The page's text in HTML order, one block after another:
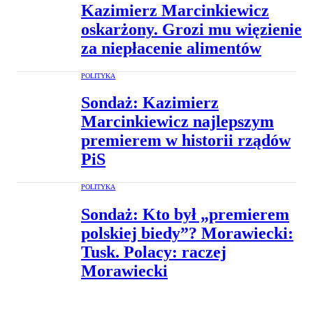
Kazimierz Marcinkiewicz
oskarżony. Grozi mu więzienie
za niepłacenie alimentów
POLITYKA
Sondaż: Kazimierz
Marcinkiewicz najlepszym
premierem w historii rządów
PiS
POLITYKA
Sondaż: Kto był „premierem
polskiej biedy”? Morawiecki:
Tusk. Polacy: raczej
Morawiecki